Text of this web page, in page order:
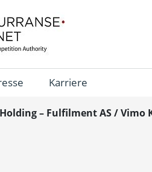
Karriere
– Fulfilment AS /